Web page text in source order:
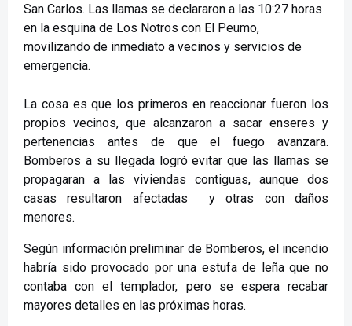
San Carlos. Las llamas se declararon a las 10:27 horas
en la esquina de Los Notros con El Peumo,
movilizando de inmediato a vecinos y servicios de
emergencia.
La cosa es que los primeros en reaccionar fueron los
propios vecinos, que alcanzaron a sacar enseres y
pertenencias antes de que el fuego avanzara.
Bomberos a su llegada logró evitar que las llamas se
propagaran a las viviendas contiguas, aunque dos
casas resultaron afectadas y otras con daños
menores.
Según información preliminar de Bomberos, el incendio
habría sido provocado por una estufa de leña que no
contaba con el templador, pero se espera recabar
mayores detalles en las próximas horas.